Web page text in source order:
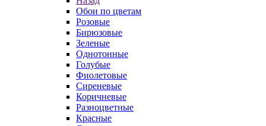
Обои по цветам
Розовые
Бирюзовые
Зеленые
Однотонные
Голубые
Фиолетовые
Сиреневые
Коричневые
Разноцветные
Красные